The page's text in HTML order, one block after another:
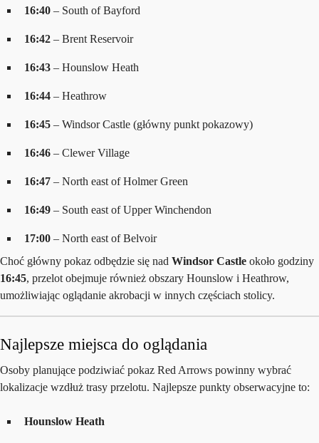
16:40 – South of Bayford
16:42 – Brent Reservoir
16:43 – Hounslow Heath
16:44 – Heathrow
16:45 – Windsor Castle (główny punkt pokazowy)
16:46 – Clewer Village
16:47 – North east of Holmer Green
16:49 – South east of Upper Winchendon
17:00 – North east of Belvoir
Choć główny pokaz odbędzie się nad Windsor Castle około godziny
16:45, przelot obejmuje również obszary Hounslow i Heathrow,
umożliwiając oglądanie akrobacji w innych częściach stolicy.
Najlepsze miejsca do oglądania
Osoby planujące podziwiać pokaz Red Arrows powinny wybrać
lokalizacje wzdłuż trasy przelotu. Najlepsze punkty obserwacyjne to:
Hounslow Heath